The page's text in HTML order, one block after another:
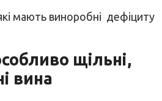
мають виноробні дефіциту
щільні,
вина